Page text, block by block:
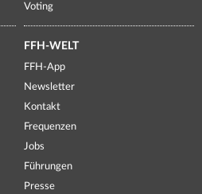
Voting
FFH-WELT
FFH-App
Newsletter
Kontakt
Frequenzen
Jobs
Führungen
Presse